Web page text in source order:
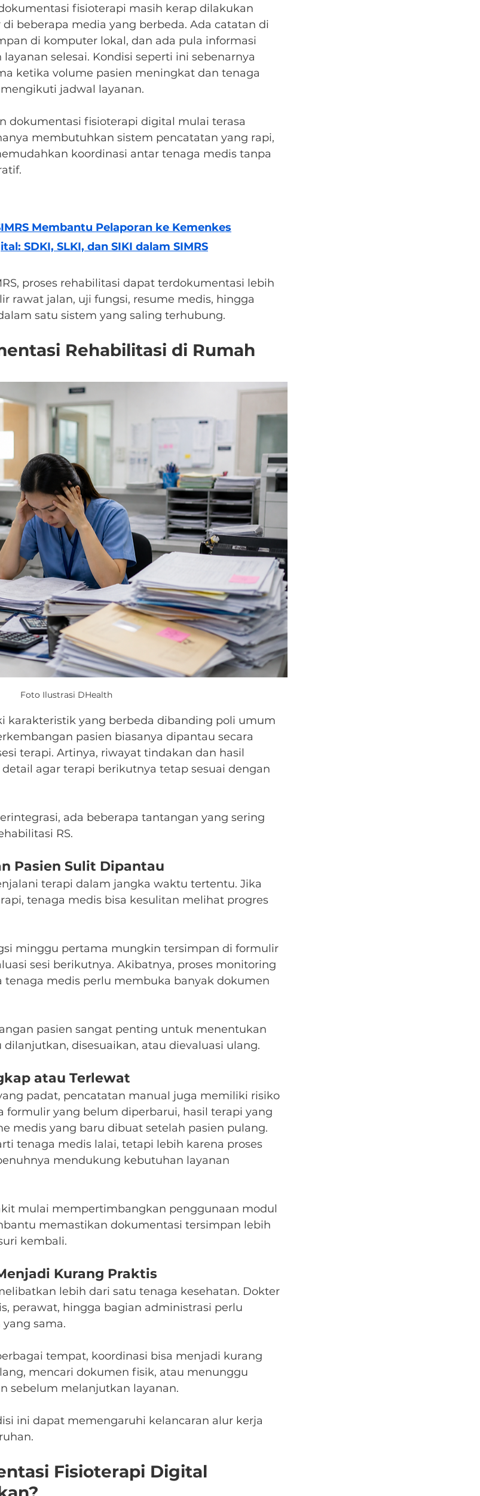
fisioterapi masih kerap dilakukan
beberapa media yang berbeda. Ada catatan di
di komputer lokal, dan ada pula informasi
selesai. Kondisi seperti ini sebenarnya
ketika volume pasien meningkat dan tenaga
jadwal layanan.
dokumentasi fisioterapi digital mulai terasa
membutuhkan sistem pencatatan yang rapi,
koordinasi antar tenaga medis tanpa
Membantu Pelaporan ke Kemenkes
SDKI, SLKI, dan SIKI dalam SIMRS
proses rehabilitasi dapat terdokumentasi lebih
rawat jalan, uji fungsi, resume medis, hingga
satu sistem yang saling terhubung.
Rehabilitasi di Rumah
Foto Ilustrasi DHealth
karakteristik yang berbeda dibanding poli umum
pasien biasanya dipantau secara
terapi. Artinya, riwayat tindakan dan hasil
agar terapi berikutnya tetap sesuai dengan
ada beberapa tantangan yang sering
RS.
Pasien Sulit Dipantau
terapi dalam jangka waktu tertentu. Jika
tenaga medis bisa kesulitan melihat progres
minggu pertama mungkin tersimpan di formulir
sesi berikutnya. Akibatnya, proses monitoring
medis perlu membuka banyak dokumen
pasien sangat penting untuk menentukan
disesuaikan, atau dievaluasi ulang.
atau Terlewat
padat, pencatatan manual juga memiliki risiko
formulir yang belum diperbarui, hasil terapi yang
medis yang baru dibuat setelah pasien pulang.
tenaga medis lalai, tetapi lebih karena proses
mendukung kebutuhan layanan
mulai mempertimbangkan penggunaan modul
memastikan dokumentasi tersimpan lebih
kembali.
Kurang Praktis
lebih dari satu tenaga kesehatan. Dokter
perawat, hingga bagian administrasi perlu
sama.
tempat, koordinasi bisa menjadi kurang
mencari dokumen fisik, atau menunggu
sebelum melanjutkan layanan.
ini dapat memengaruhi kelancaran alur kerja
Fisioterapi Digital